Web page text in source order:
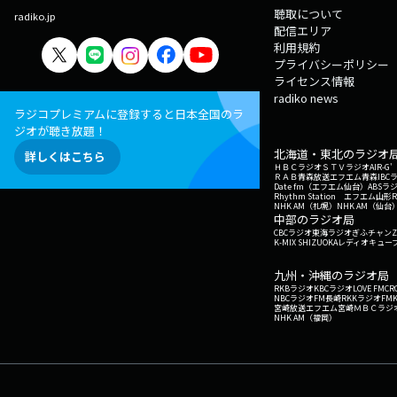
radiko.jp
ラジコプレミアムに登録すると日本全国のラ
ジオが聴き放題！
詳しくはこちら
聴取について
配信エリア
利用規約
プライバシーポリシー
ライセンス情報
radiko news
北海道・東北のラジオ
ＨＢＣラジオＳＴＶラジオAIR-G'
ＲＡＢ青森放送エフエム青森IBC
Date fm（エフエム仙台） ABSラ
Rhythm Station エフエム山形
NHK AM（札幌） NHK AM（仙台
中部のラジオ局
CBCラジオ東海ラジオぎふチャン
K-MIX SHIZUOKAレディオキュー
九州・沖縄のラジオ局
RKBラジオKBCラジオLOVE FM
NBCラジオFM長崎RKKラジオ
宮崎放送エフエム宮崎ＭＢＣラジ
NHK AM（福岡）